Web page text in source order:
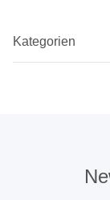
Kategorien